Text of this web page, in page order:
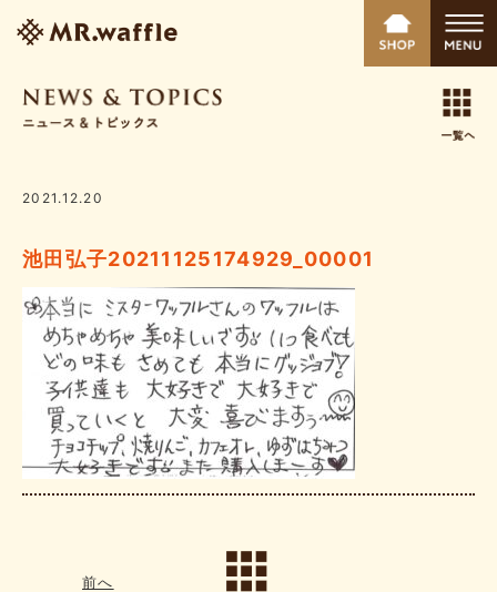
2021.12.20
池田弘子20211125174929_00001
前へ